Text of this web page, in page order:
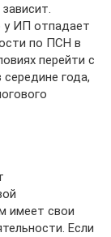
у ИП отпадает
по ПСН в
перейти с
года,
имеет свои
Если